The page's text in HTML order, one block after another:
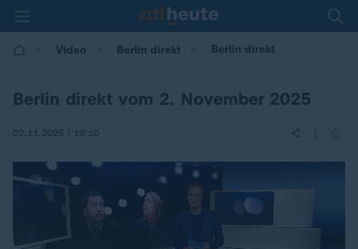
Video Berlin direkt Berlin direkt
Berlin direkt vom 2. November 2025
02.11.2025 | 19:10